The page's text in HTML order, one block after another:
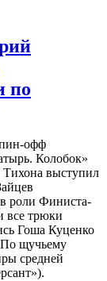
по
офф
Колобок»
выступил
роли Финиста-
все трюки
Гоша Куценко
щучьему
средней